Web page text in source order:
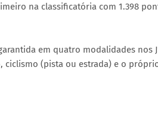
na classificatória com 1.398
em quatro modalidades nos
ciclismo (pista ou estrada) e o